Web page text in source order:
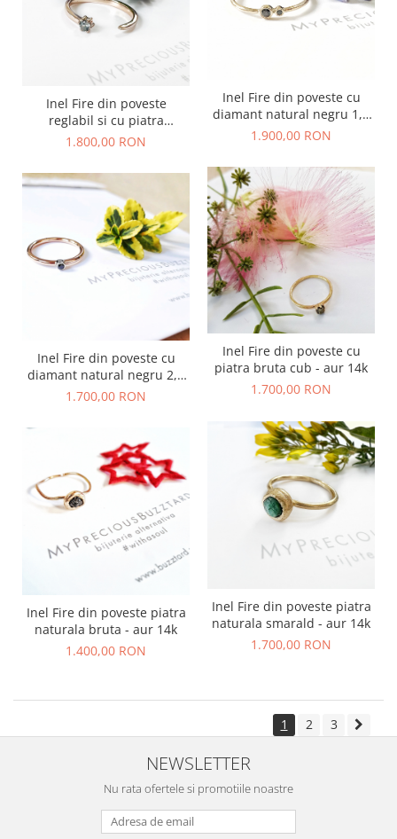
Inel Fire din poveste cu
diamant natural negru 1,3
și 2,2 mm - aur 14k
1.900,00 RON
Inel Fire din poveste
reglabil si cu piatra
pretioasa - aur 14k
1.800,00 RON
Inel Fire din poveste cu
piatra bruta cub - aur 14k
1.700,00 RON
Inel Fire din poveste cu
diamant natural negru 2,2
mm - aur 14k
1.700,00 RON
Inel Fire din poveste piatra
naturala smarald - aur 14k
1.700,00 RON
Inel Fire din poveste piatra
naturala bruta - aur 14k
1.400,00 RON
1 2 3
NEWSLETTER
Nu rata ofertele si promotiile noastre